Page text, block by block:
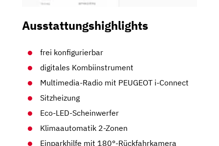
Ausstattungshighlights
frei konfigurierbar
digitales Kombiinstrument
Multimedia-Radio mit PEUGEOT i-Connect
Sitzheizung
Eco-LED-Scheinwerfer
Klimaautomatik 2-Zonen
Einparkhilfe mit 180°-Rückfahrkamera